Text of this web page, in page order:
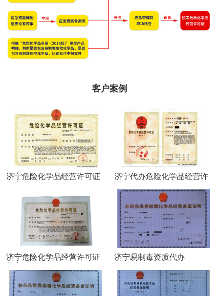
客户案例
济宁危险化学品经营许可证
济宁代办危险化学品经营许
济宁危险化学品经营许可证
济宁易制毒资质代办